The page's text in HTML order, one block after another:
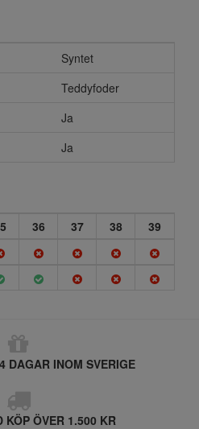
Syntet
Teddyfoder
Ja
Ja
36 37 38
39
DAGAR INOM SVERIGE
KÖP ÖVER 1.500 KR